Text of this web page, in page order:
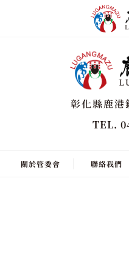
彰化縣鹿港
TEL.
關於管委會 聯絡我們